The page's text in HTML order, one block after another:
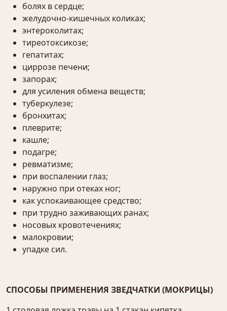
болях в сердце;
желудочно-кишечных коликах;
энтероколитах;
тиреотоксикозе;
гепатитах;
циррозе печени;
запорах;
для усиления обмена веществ;
туберкулезе;
бронхитах;
плеврите;
кашле;
подагре;
ревматизме;
при воспалении глаз;
наружно при отеках ног;
как успокаивающее средство;
при трудно заживающих ранах;
носовых кровотечениях;
малокровии;
упадке сил.
СПОСОБЫ ПРИМЕНЕНИЯ ЗВЕДЧАТКИ (МОКРИЦЫ)